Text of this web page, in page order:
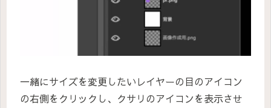
一緒にサイズを変更したいレイヤーの目のアイコン
の右側をクリックし、クサリのアイコンを表示させ